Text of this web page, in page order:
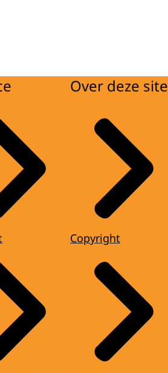
Over deze site
Copyright